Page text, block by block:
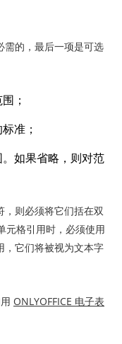
需的，最后一项是可选
；
准；
如果省略，则对范
则必须将它们括在双
元格引用时，必须使用
，它们将被视为文本字
ONLYOFFICE 电子表